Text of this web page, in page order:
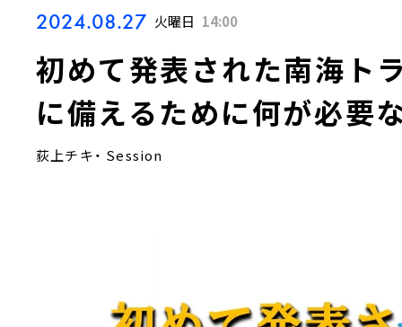
2024.08.27 火曜日 14:00
初めて発表された南海ト
に備えるために何が必要
荻上チキ・ Session